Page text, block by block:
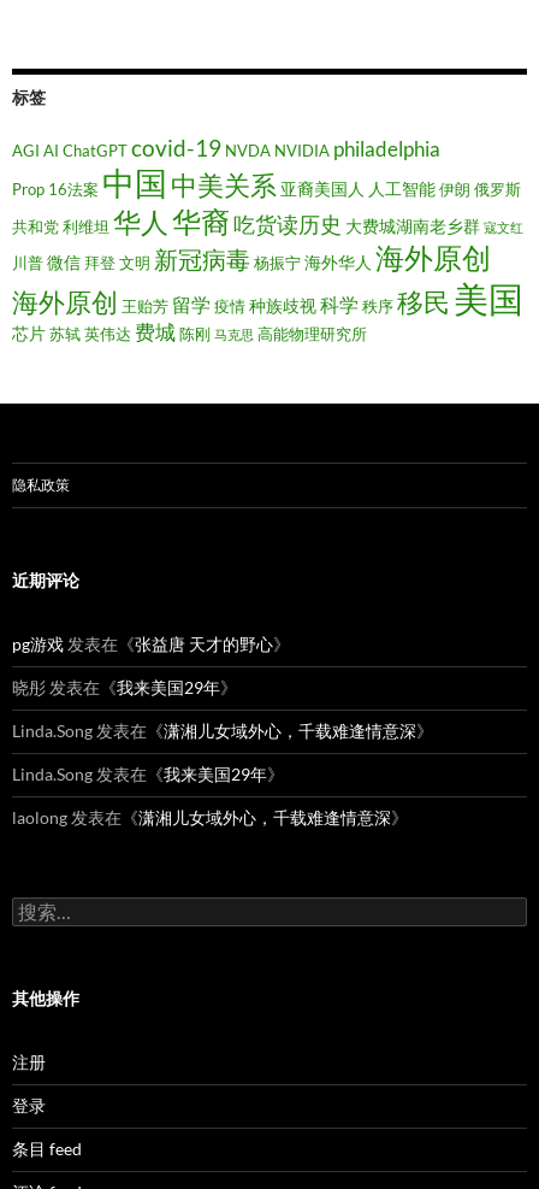
标签
AGI AI ChatGPTcovid-19 NVDA NVIDIA philadelphia
Prop 16法案 中国 中美关系 亚裔美国人 人工智能伊朗 俄罗斯
共和党利维坦 华人 华裔吃货读历史 大费城湖南老乡群 寇文红
川普微信 拜登文明 新冠病毒杨振宁海外华人 海外原创
海外原创 王贻芳 留学 疫情种族歧视科学 秩序移民 美国
芯片苏轼英伟达 费城陈刚 马克思 高能物理研究所
隐私政策
近期评论
pg游戏 发表在《张益唐 天才的野心》
晓彤 发表在《我来美国29年》
Linda.Song 发表在《潇湘儿女域外心，千载难逢情意深》
Linda.Song 发表在《我来美国29年》
laolong 发表在《潇湘儿女域外心，千载难逢情意深》
搜
索：
其他操作
注册
登录
条目 feed